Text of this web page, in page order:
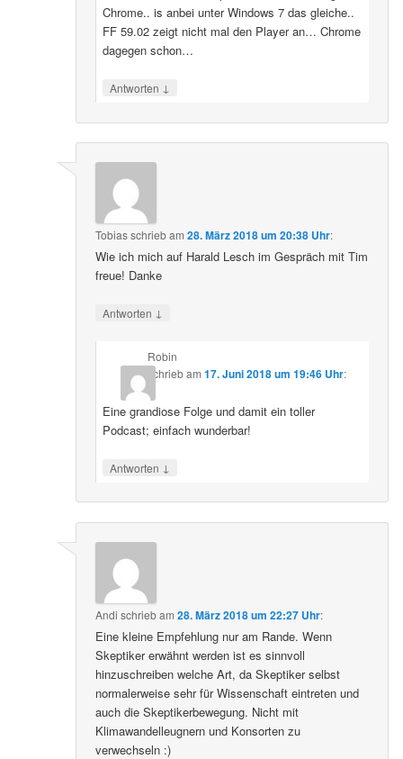
Chrome.. is anbei unter Windows 7 das gleiche..
FF 59.02 zeigt nicht mal den Player an… Chrome
dagegen schon…
Antworten ↓
Tobiasschriebam28. März 2018 um 20:38 Uhr:
Wie ich mich auf Harald Lesch im Gespräch mit Tim
freue! Danke
Antworten ↓
Robin
schriebam 17. Juni 2018 um 19:46 Uhr:
Eine grandiose Folge und damit ein toller
Podcast; einfach wunderbar!
Antworten ↓
Andi schriebam28. März 2018 um 22:27 Uhr:
Eine kleine Empfehlung nur am Rande. Wenn
Skeptiker erwähnt werden ist es sinnvoll
hinzuschreiben welche Art, da Skeptiker selbst
normalerweise sehr für Wissenschaft eintreten und
auch die Skeptikerbewegung. Nicht mit
Klimawandelleugnern und Konsorten zu
verwechseln :)